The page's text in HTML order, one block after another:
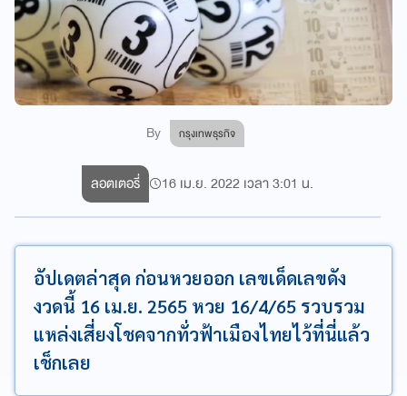
By กรุงเทพธุรกิจ
ลอตเตอรี่ 16 เม.ย. 2022 เวลา 3:01 น.
อัปเดตล่าสุด ก่อนหวยออก เลขเด็ดเลขดัง
งวดนี้ 16 เม.ย. 2565 หวย 16/4/65 รวบรวม
แหล่งเสี่ยงโชคจากทั่วฟ้าเมืองไทยไว้ที่นี่แล้ว
เช็กเลย